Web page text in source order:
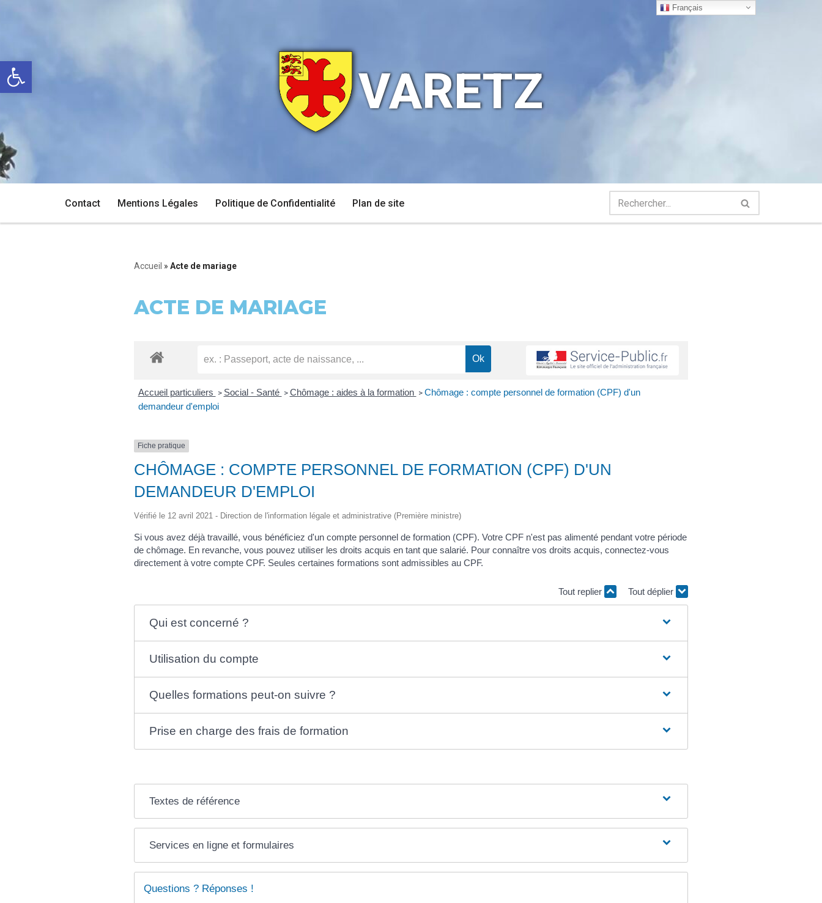
Ouvrir la barre d’outils
contenu
VARETZ
Contact Mentions Légales Politique de Confidentialité Plan de site
Accueil » Acte de mariage
ACTE DE MARIAGE
Accueil particuliers > Social - Santé > Chômage : aides à la formation > Chômage : compte personnel de formation (CPF) d'un
demandeur d'emploi
Fiche pratique
CHÔMAGE : COMPTE PERSONNEL DE FORMATION (CPF) D'UN
DEMANDEUR D'EMPLOI
Vérifié le 12 avril 2021 - Direction de l'information légale et administrative (Première ministre)
Si vous avez déjà travaillé, vous bénéficiez d'un compte personnel de formation (CPF). Votre CPF n'est pas alimenté pendant votre période
de chômage. En revanche, vous pouvez utiliser les droits acquis en tant que salarié. Pour connaître vos droits acquis, connectez-vous
directement à votre compte CPF. Seules certaines formations sont admissibles au CPF.
Tout replier Tout déplier
Qui est concerné ?
Utilisation du compte
Quelles formations peut-on suivre ?
Prise en charge des frais de formation
Textes de référence
Services en ligne et formulaires
Questions ? Réponses !
Français